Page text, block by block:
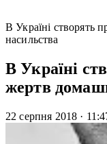
В Україні створять
насильства
В Україні
жертв
22 серпня 2018 ·